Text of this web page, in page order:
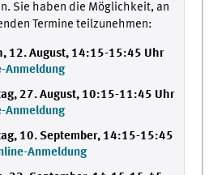
Sie haben die Möglichkeit, an
Termine teilzunehmen:
12. August, 14:15-15:45 Uhr
Anmeldung
27. August, 10:15-11:45 Uhr
Anmeldung
10. September, 14:15-15:45
Anmeldung